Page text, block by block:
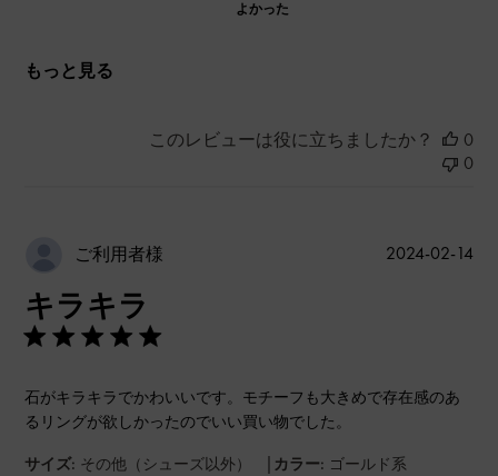
よかった
もっと見る
このレビューは役に立ちましたか？
0
0
ご利用者様
キラキラ
石がキラキラでかわいいです。モチーフも大きめで存在感のあ
るリングが欲しかったのでいい買い物でした。
サイズ: その他（シューズ以外） | カラー: ゴールド系
公
2024-02-14